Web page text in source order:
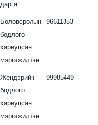
дарга
Боловсролын
бодлого
хариуцсан
мэргэжилтэн
96611353
Жендэрийн
бодлого
хариуцсан
мэргэжилтэн
99985449